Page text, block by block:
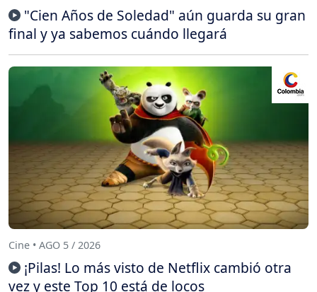
"Cien Años de Soledad" aún guarda su gran
final y ya sabemos cuándo llegará
Cine • AGO 5 / 2026
¡Pilas! Lo más visto de Netflix cambió otra
vez y este Top 10 está de locos